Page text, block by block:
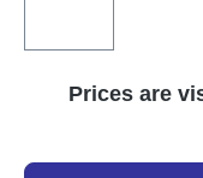
Prices are